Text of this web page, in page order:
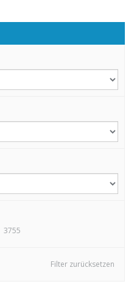
3755
Filter zurücksetzen